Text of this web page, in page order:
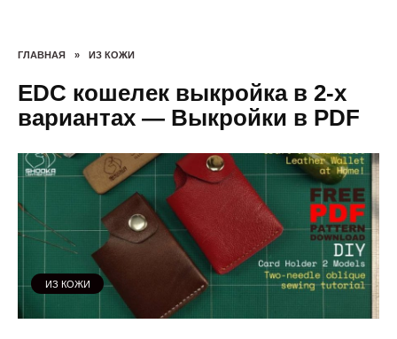
ГЛАВНАЯ » ИЗ КОЖИ
EDC кошелек выкройка в 2-х
вариантах — Выкройки в PDF
ИЗ КОЖИ